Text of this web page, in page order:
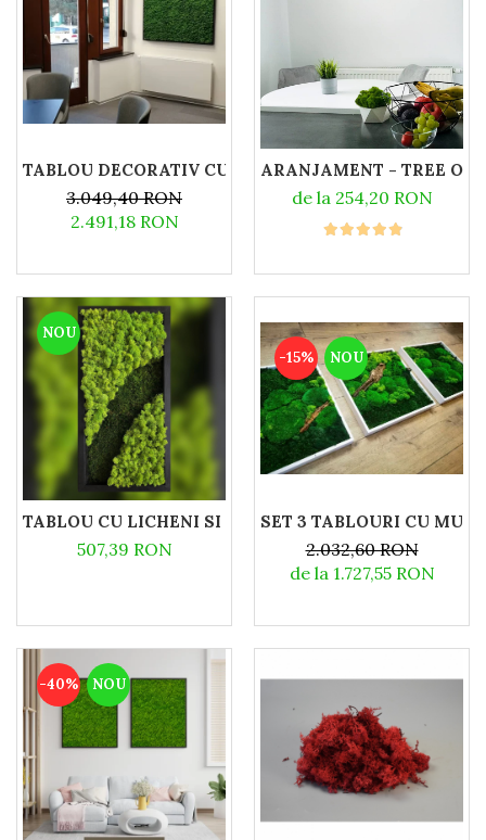
TABLOU DECORATIV CU LICHENI NATURALI
3.049,40 RON
2.491,18 RON
ARANJAMENT - TREE OF
de la 254,20 RON
NOU
TABLOU CU LICHENI SI MUSCHI PLAT - 50X25CM
507,39 RON
-15% NOU
SET 3 TABLOURI CU
2.032,60 RON
de la 1.727,55 RON
-40% NOU